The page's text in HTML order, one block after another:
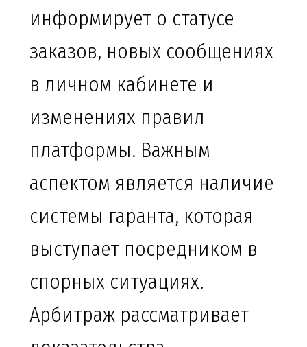
информирует о статусе
заказов, новых сообщениях
в личном кабинете и
изменениях правил
платформы. Важным
аспектом является наличие
системы гаранта, которая
выступает посредником в
спорных ситуациях.
Арбитраж рассматривает